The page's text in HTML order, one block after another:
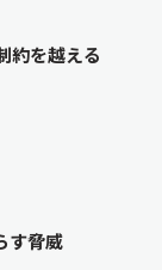
約を越える
す脅威